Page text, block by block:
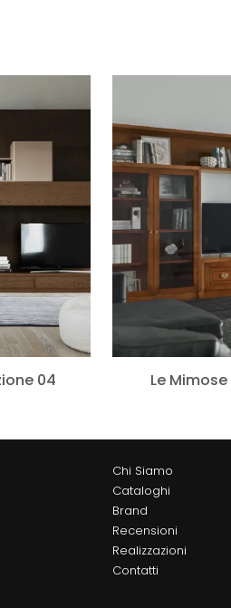
04 Le
Chi Siamo
Cataloghi
Brand
Recensioni
Realizzazioni
Contatti